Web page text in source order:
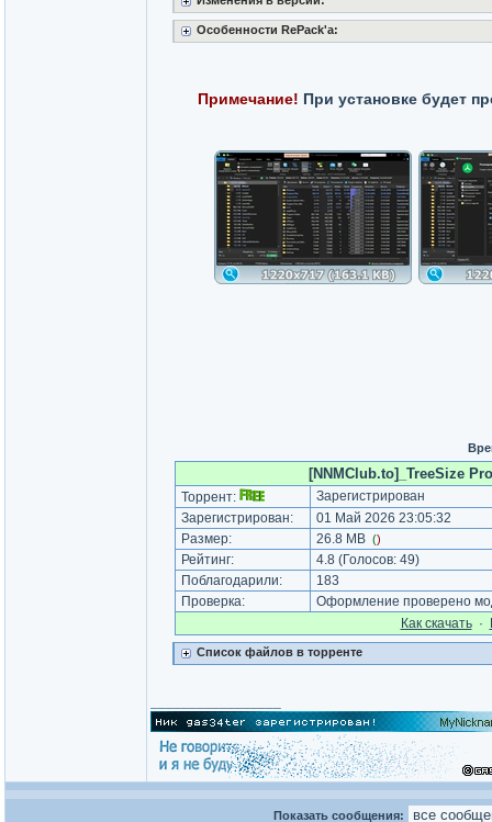
Особенности RePack'a:
Примечание! При установке будет
[NNMClub.to]_TreeSize
Торрент:
Зарегистрирован
Зарегистрирован:
01 Май 2026 23:05:32
Размер:
26.8 MB ()
Рейтинг: 4.8 (Голосов: 49)
Поблагодарили:
183
Проверка:
Оформление проверено
Как cкачать·
Список файлов в торренте
Показать сообщения: